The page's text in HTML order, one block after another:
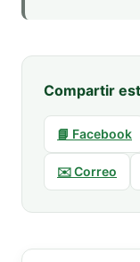
Compartir
📘 Facebook
✉️ Correo